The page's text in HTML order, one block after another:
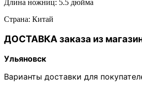
Длина ножниц: 5.5 дюйма
Страна: Китай
ДОСТАВКА заказа из
Ульяновск
Варианты доставки для